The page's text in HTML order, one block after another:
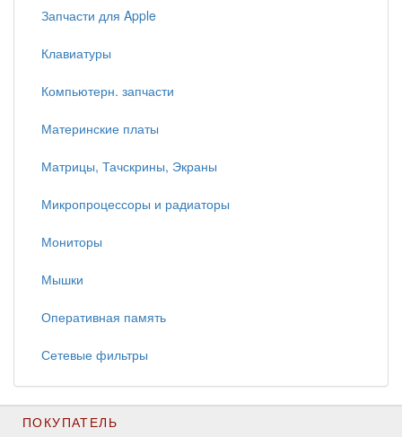
Запчасти для Apple
Клавиатуры
Компьютерн. запчасти
Материнские платы
Матрицы, Тачскрины, Экраны
Микропроцессоры и радиаторы
Мониторы
Мышки
Оперативная память
Сетевые фильтры
ПОКУПАТЕЛЬ